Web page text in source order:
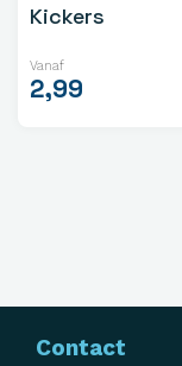
Kickers
Vanaf
2,99
Contact